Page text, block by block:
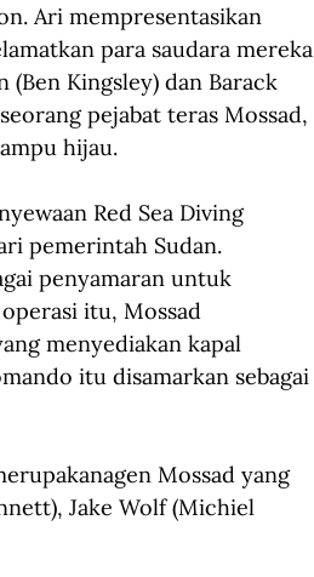
Ari mempresentasikan
para saudara mereka
Kingsley) dan Barack
pejabat teras Mossad,
hijau.
Red Sea Diving
pemerintah Sudan.
penyamaran untuk
itu, Mossad
menyediakan kapal
itu disamarkan sebagai
Mossad yang
Jake Wolf (Michiel